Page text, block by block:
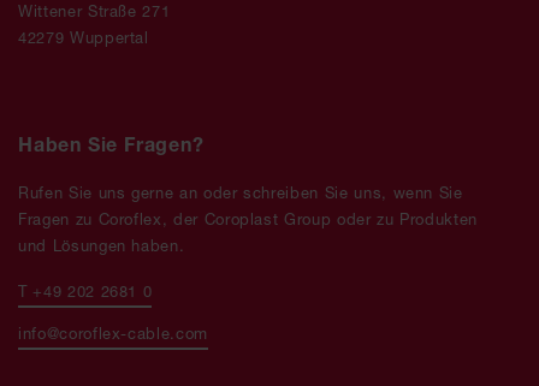
Wittener Straße 271
42279 Wuppertal
Haben Sie Fragen?
Rufen Sie uns gerne an oder schreiben Sie uns, wenn Sie
Fragen zu Coroflex, der Coroplast Group oder zu Produkten
und Lösungen haben.
T +49 202 2681 0
info@coroflex-cable.com